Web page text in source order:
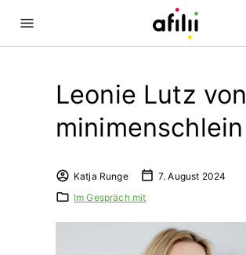
Leonie Lutz von
minimenschlein
Katja Runge
7. August 2024
Im Gespräch mit